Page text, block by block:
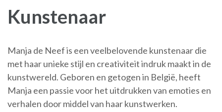
Kunstenaar
Manja de Neef is een veelbelovende kunstenaar die
met haar unieke stijl en creativiteit indruk maakt in de
kunstwereld. Geboren en getogen in België, heeft
Manja een passie voor het uitdrukken van emoties en
verhalen door middel van haar kunstwerken.